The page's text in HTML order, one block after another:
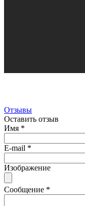
Отзывы
Оставить отзыв
Имя *
E-mail *
Изображение
Сообщение *